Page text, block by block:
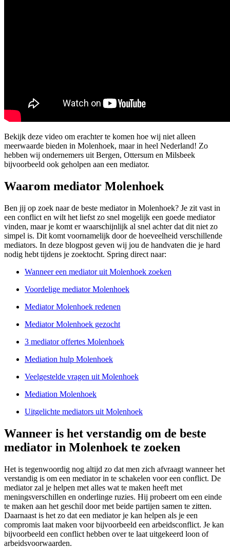
Bekijk deze video om erachter te komen hoe wij niet alleen
meerwaarde bieden in Molenhoek, maar in heel Nederland! Zo
hebben wij ondernemers uit Bergen, Ottersum en Milsbeek
bijvoorbeeld ook geholpen aan een mediator.
Waarom mediator Molenhoek
Ben jij op zoek naar de beste mediator in Molenhoek? Je zit vast in
een conflict en wilt het liefst zo snel mogelijk een goede mediator
vinden, maar je komt er waarschijnlijk al snel achter dat dit niet zo
simpel is. Dit komt voornamelijk door de hoeveelheid verschillende
mediators. In deze blogpost geven wij jou de handvaten die je hard
nodig hebt tijdens je zoektocht. Spring direct naar:
Wanneer een mediator uit Molenhoek zoeken
Voordelige mediator Molenhoek
Mediator Molenhoek redenen
Mediator Molenhoek gezocht
3 mediator offertes Molenhoek
Mediation hulp Molenhoek
Veelgestelde vragen uit Molenhoek
Mediation Molenhoek
Uitgelichte mediators uit Molenhoek
Wanneer is het verstandig om de beste
mediator in Molenhoek te zoeken
Het is tegenwoordig nog altijd zo dat men zich afvraagt wanneer het
verstandig is om een mediator in te schakelen voor een conflict. De
mediator zal je helpen met alles wat te maken heeft met
meningsverschillen en onderlinge ruzies. Hij probeert om een einde
te maken aan het geschil door met beide partijen samen te zitten.
Daarnaast is het zo dat een mediator je kan helpen als je een
compromis laat maken voor bijvoorbeeld een arbeidsconflict. Je kan
bijvoorbeeld een conflict hebben over te laat uitgekeerd loon of
arbeidsvoorwaarden.